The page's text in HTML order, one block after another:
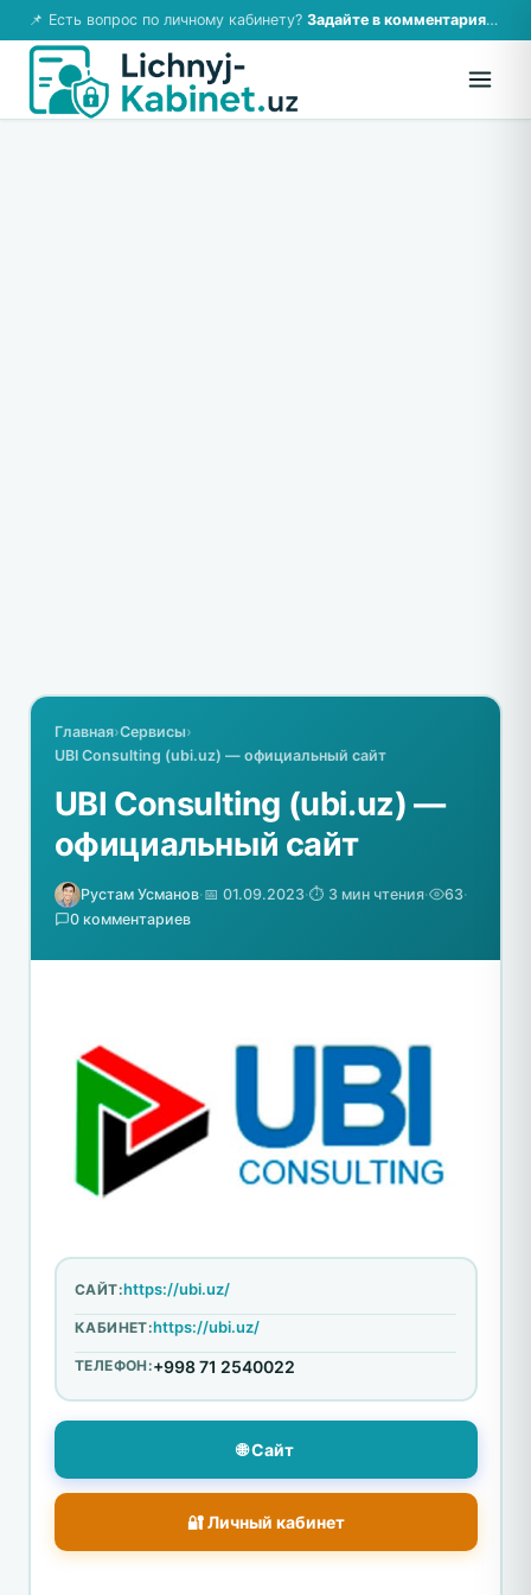
📌 Есть вопрос по личному кабинету? Задайте в комментариях — ответим!
Главная›Сервисы›
UBI Consulting (ubi.uz) — официальный сайт
UBI Consulting (ubi.uz) —
официальный сайт
Рустам Усманов·📅 01.09.2023·⏱️ 3 мин чтения· 63·
0 комментариев
САЙТ:https://ubi.uz/
КАБИНЕТ:https://ubi.uz/
ТЕЛЕФОН:+998 71 2540022
🌐 Сайт
🔐 Личный кабинет